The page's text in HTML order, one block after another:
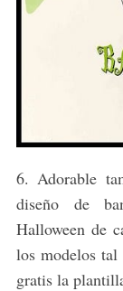
6. Adorable
diseño de
Halloween de
los modelos
gratis la